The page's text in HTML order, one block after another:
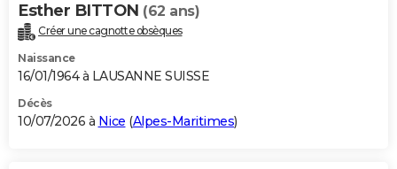
Alimentation
Guide de la santé
Maladies
Médicaments
Sommeil
VOYAGE
Destinations
City break
Voyage nature
Voyage de noces
Forum
Climat
+PHOTO
GUIDES D'ACHAT
BONS PLANS
Esther BITTON (62 ans)
Créer une cagnotte obsèques
Naissance
16/01/1964 à LAUSANNE SUISSE
Décès
10/07/2026 à Nice (Alpes-Maritimes)